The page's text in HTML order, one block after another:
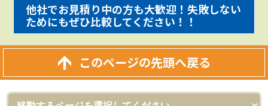
他社でお見積り中の方も大歓迎！失敗しない
ためにもぜひ比較してください！！
このページの先頭へ戻る